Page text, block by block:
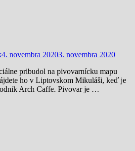
4. novembra 20203. novembra 2020
pribudol na pivovarnícku mapu
ho v Liptovskom Mikuláši, keď je
Arch Caffe. Pivovar je …